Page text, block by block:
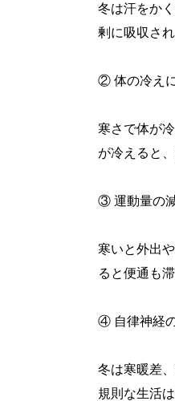
冬は汗をか
剰に吸収さ
② 体の冷え
寒さで体が
が冷えると
③ 運動量の
寒いと外出
ると便通も
④ 自律神経
冬は寒暖差
規則な生活